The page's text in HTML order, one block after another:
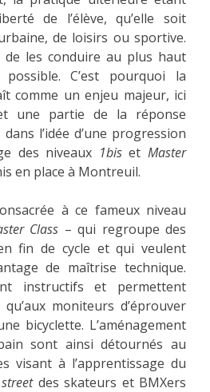
de l’élève, qu’elle soit
de loisirs ou sportive.
de les conduire au plus haut
possible. C’est pourquoi la
comme un enjeu majeur, ici
une partie de la réponse
l’idée d’une progression
des niveaux 1bisetMaster
en place à Montreuil.
à ce fameux niveau
Class – qui regroupe des
fin de cycle et qui veulent
de maîtrise technique.
instructifs et permettent
moniteurs d’éprouver
bicyclette. L’aménagement
sont ainsi détournés au
visant à l’apprentissage du
streetdes skateurs et BMXers